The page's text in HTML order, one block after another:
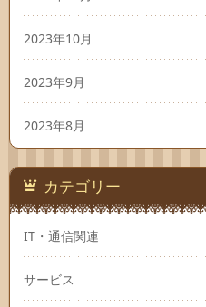
2023年10月
2023年9月
2023年8月
カテゴリー
IT・通信関連
サービス